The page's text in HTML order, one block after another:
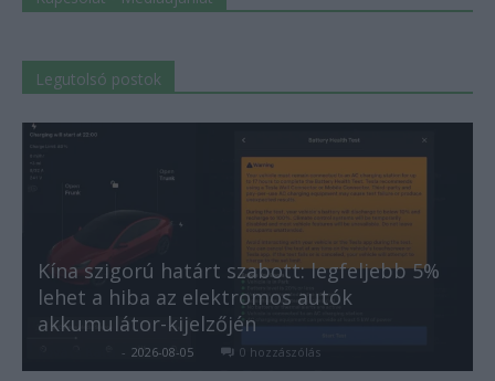
Legutolsó postok
Kína szigorú határt szabott: legfeljebb 5%
lehet a hiba az elektromos autók
akkumulátor-kijelzőjén
- 2026-08-05 0 hozzászólás